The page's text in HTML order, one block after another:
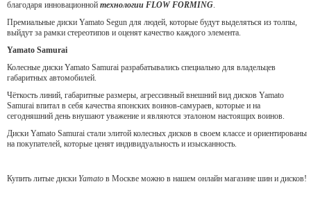
благодаря инновационной технологии FLOW FORMING.
Премиальные диски Yamato Segun для людей, которые будут выделяться из толпы,
выйдут за рамки стереотипов и оценят качество каждого элемента.
Yamato Samurai
Колесные диски Yamato Samurai разрабатывались специально для владельцев
габаритных автомобилей.
Чёткость линий, габаритные размеры, агрессивный внешний вид дисков Yamato
Samurai впитал в себя качества японских воинов-самураев, которые и на
сегодняшний день внушают уважение и являются эталоном настоящих воинов.
Диски Yamato Samurai стали элитой колесных дисков в своем классе и ориентированы
на покупателей, которые ценят индивидуальность и изысканность.
Купить литые диски Yamato в Москве можно в нашем онлайн магазине шин и дисков!